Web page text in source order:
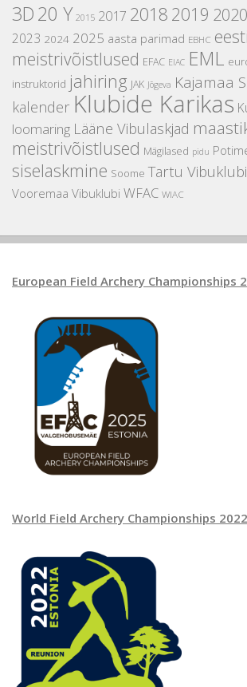
3D20 Y 2015 2017 2018 2019 2020
2023 2024 2025 aasta parimad EBHC eesti
meistrivõistlused EFAC EIAC EML
instruktorid jahiring JAK Jõgeva Kajamaa
kalender Klubide Karikas
loomaring Lääne Vibulaskjad
meistrivõistlused Mägilased pidu
siselaskmine Soome Tartu Vibuklubi
Vooremaa Vibuklubi WFAC WIAC
European Field Archery Championships
World Field Archery Championships 2022